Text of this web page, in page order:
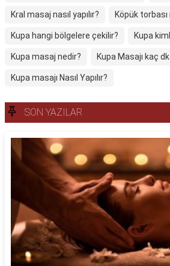
Kral masaj nasıl yapılır? Köpük torbası
Kupa hangi bölgelere çekilir? Kupa
Kupa masaj nedir? Kupa Masajı kaç dk
Kupa masajı Nasıl Yapılır?
SON YAZILAR